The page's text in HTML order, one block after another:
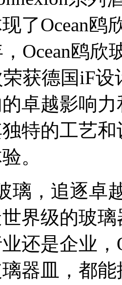
了Ocean
Ocean鸥
荣获德国iF
卓越影响
特的工艺
。
璃，追逐卓
界级的玻
还是企业
器皿，都